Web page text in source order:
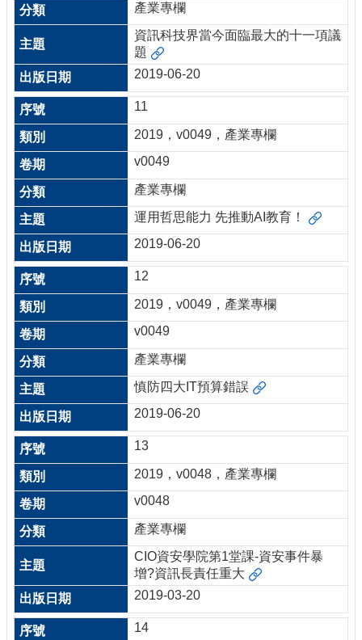
產業專欄
資訊科技界當今面臨最大的十一項議
題
2019-06-20
11
2019，v0049，產業專欄
v0049
產業專欄
運用哲思能力 先推動AI教育！
2019-06-20
12
2019，v0049，產業專欄
v0049
產業專欄
慎防四大IT預算錯誤
2019-06-20
13
2019，v0048，產業專欄
v0048
產業專欄
CIO資安學院第1堂課-資安事件暴
增?資訊長責任重大
2019-03-20
14